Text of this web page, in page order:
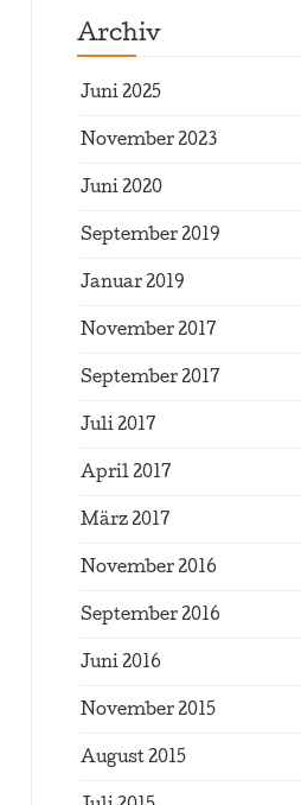
Archiv
Juni 2025
November 2023
Juni 2020
September 2019
Januar 2019
November 2017
September 2017
Juli 2017
April 2017
März 2017
November 2016
September 2016
Juni 2016
November 2015
August 2015